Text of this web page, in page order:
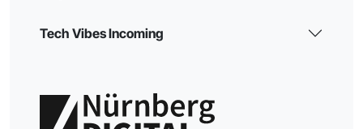
Tech Vibes Incoming